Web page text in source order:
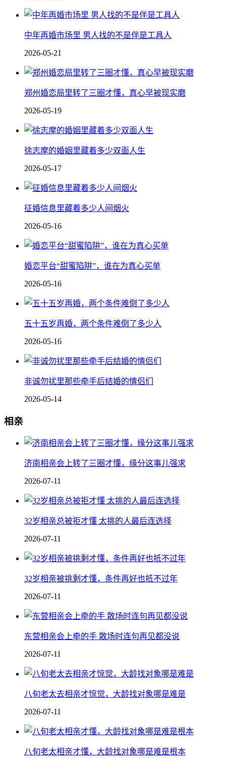
中年再婚市场里 男人找的不是伴是工具人
2026-05-21
郑州婚恋局里转了三圈才懂，真心早被现实磨
2026-05-19
徐志摩的婚姻里藏着多少双面人生
2026-05-17
征婚信息里藏着多少人间烟火
2026-05-16
婚恋平台“甜蜜陷阱”，谁在为真心买单
2026-05-16
五十五岁再婚，两个条件难倒了多少人
2026-05-16
非诚勿扰里那些牵手后结婚的情侣们
2026-05-14
相亲
济南相亲会上转了三圈才懂，缘分这事儿强求
2026-07-11
32岁相亲总被拒才懂 太挑的人最后连选择
2026-07-11
32岁相亲被挑剩才懂，条件再好也抵不过年
2026-07-11
东营相亲会上牵的手 散场时连句再见都没说
2026-07-11
八旬老太去相亲才惊觉，大龄找对象哪是难是
2026-07-11
八旬老太相亲才懂，大龄找对象哪是难是根本